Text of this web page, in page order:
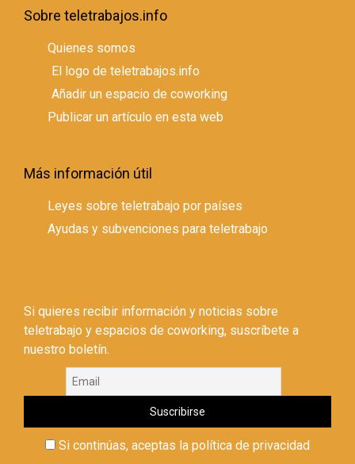
Sobre teletrabajos.info
Quienes somos
El logo de teletrabajos.info
Añadir un espacio de coworking
Publicar un artículo en esta web
Más información útil
Leyes sobre teletrabajo por países
Ayudas y subvenciones para teletrabajo
Si quieres recibir información y noticias sobre
teletrabajo y espacios de coworking, suscríbete a
nuestro boletín.
Si continúas, aceptas la política de privacidad